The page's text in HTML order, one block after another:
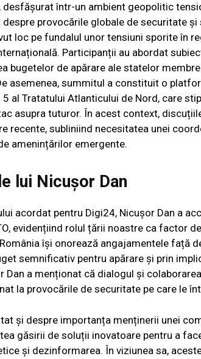
desfășurat într-un ambient geopolitic
provocările globale de securitate
loc pe fundalul unor tensiuni sporite în
Participanții au abordat
bugetelor de apărare ale statelor
asemenea, summitul a constituit o
al Tratatului Atlanticului de Nord, care
asupra tuturor. În acest context,
recente, subliniind necesitatea unei
amenințărilor emergente.
lui Nicușor Dan
acordat pentru Digi24, Nicușor Dan a
evidențiind rolul țării noastre ca factor
își onorează angajamentele față
semnificativ pentru apărare și prin
Dan a menționat că dialogul și
la provocările de securitate pe care le
și despre importanța menținerii unei
găsirii de soluții inovatoare pentru a
și dezinformarea. În viziunea sa,